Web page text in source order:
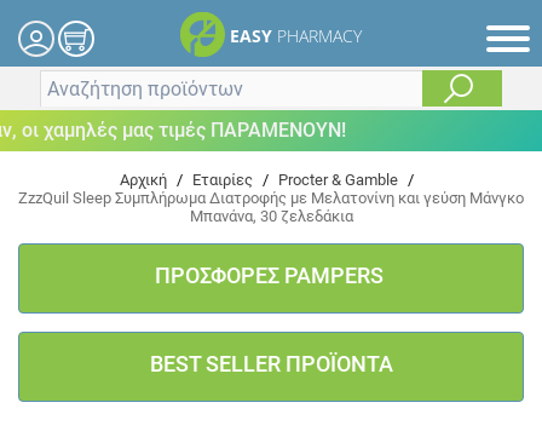
EASY PHARMACY
χαμηλές μας τιμές ΠΑΡΑΜΕΝΟΥΝ!
Αρχική / Εταιρίες / Procter & Gamble /
ZzzQuil Sleep Συμπλήρωμα Διατροφής με Μελατονίνη και γεύση Μάνγκο
Μπανάνα, 30 ζελεδάκια
ΠΡΟΣΦΟΡΕΣ PAMPERS
BEST SELLER ΠΡΟΪΟΝΤΑ